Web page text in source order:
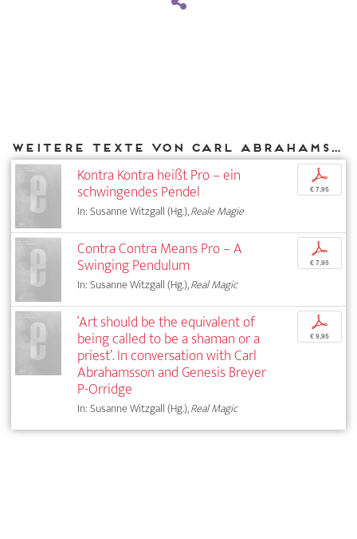
Weitere Texte von Carl Abrahamsson bei DIAPHANES
Kontra Kontra heißt Pro – ein
schwingendes Pendel
In: Susanne Witzgall (Hg.),Reale Magie
p
€ 7,95
Contra Contra Means Pro – A
Swinging Pendulum
In: Susanne Witzgall (Hg.),Real Magic
p
€ 7,95
‘Art should be the equivalent of
being called to be a shaman or a
priest’. In conversation with Carl
Abrahamsson and Genesis Breyer
P-Orridge
In: Susanne Witzgall (Hg.),Real Magic
p
€ 9,95